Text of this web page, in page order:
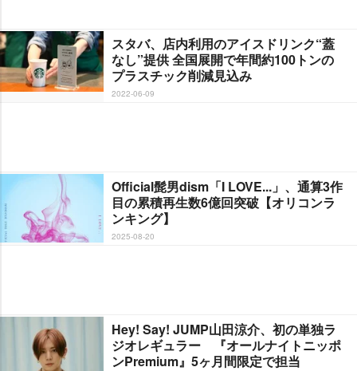
スタバ、店内利用のアイスドリンク“蓋
なし”提供 全国展開で年間約100トンの
プラスチック削減見込み
2022-06-09
Official髭男dism「I LOVE...」、通算3作
目の累積再生数6億回突破【オリコンラ
ンキング】
2025-08-20
Hey! Say! JUMP山田涼介、初の単独ラ
ジオレギュラー 『オールナイトニッポ
ンPremium』5ヶ月間限定で担当